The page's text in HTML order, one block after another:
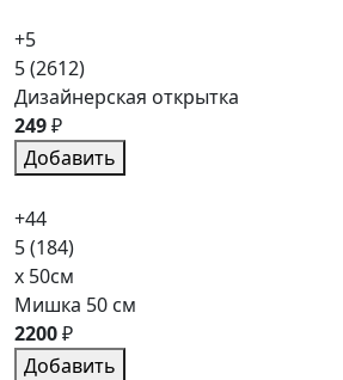
+5
5(2612)
Дизайнерская открытка
249₽
Добавить
+44
5(184)
x 50см
Мишка 50 см
2200₽
Добавить